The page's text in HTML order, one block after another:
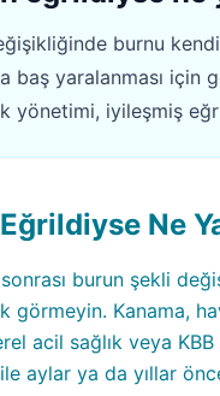
burnu
baş yaralanması için
yönetimi, iyileşmiş
Ne
burun şekli
görmeyin. Kanama,
acil sağlık veya
ile aylar ya da yıllar